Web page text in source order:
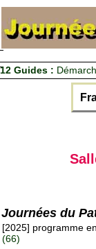
12 Guides :
Journées du
[2025] programme
(66)